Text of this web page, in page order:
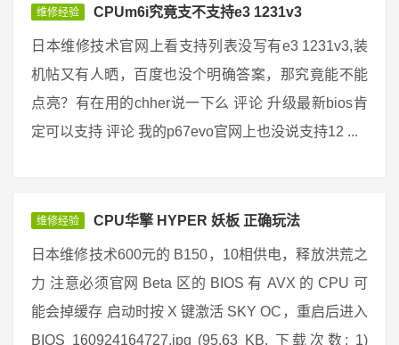
维修经验 CPUm6i究竟支不支持e3 1231v3
日本维修技术官网上看支持列表没写有e3 1231v3,装
机帖又有人晒，百度也没个明确答案，那究竟能不能
点亮？有在用的chher说一下么 评论 升级最新bios肯
定可以支持 评论 我的p67evo官网上也没说支持12 ...
维修经验 CPU华擎 HYPER 妖板 正确玩法
日本维修技术600元的 B150，10相供电，释放洪荒之
力 注意必须官网 Beta 区的 BIOS 有 AVX 的 CPU 可
能会掉缓存 启动时按 X 键激活 SKY OC，重启后进入
BIOS 160924164727.jpg (95.63 KB, 下载次数: 1)